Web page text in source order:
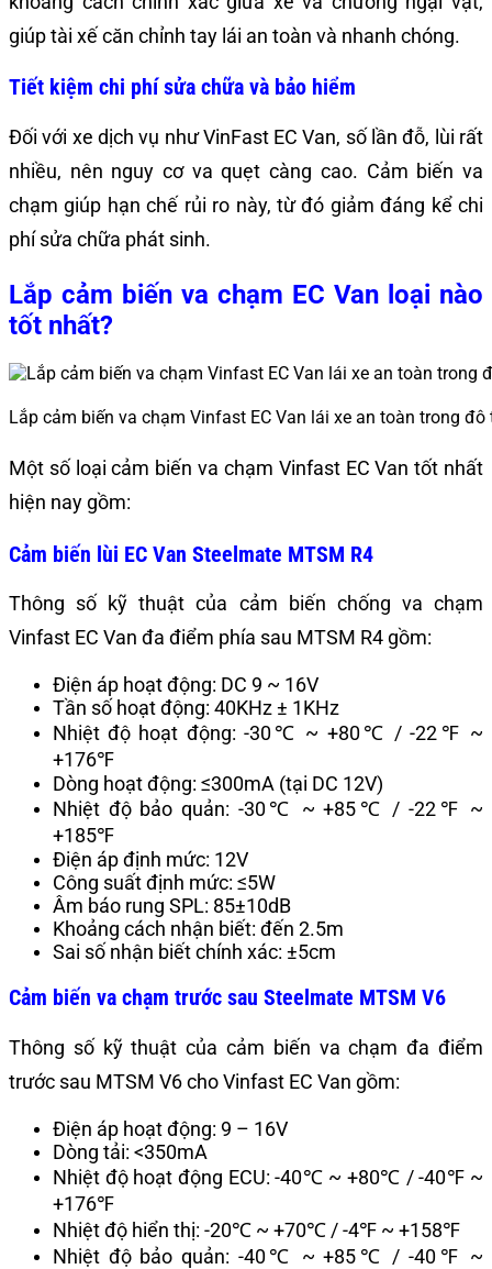
giúp tài xế căn chỉnh tay lái an toàn và nhanh chóng.
Tiết kiệm chi phí sửa chữa và bảo hiểm
Đối với xe dịch vụ như VinFast EC Van, số lần đỗ, lùi rất
nhiều, nên nguy cơ va quẹt càng cao. Cảm biến va
chạm giúp hạn chế rủi ro này, từ đó giảm đáng kể chi
phí sửa chữa phát sinh.
Lắp cảm biến va chạm EC Van loại nào
tốt nhất?
Lắp cảm biến va chạm Vinfast EC Van lái xe an toàn trong đô
Một số loại cảm biến va chạm Vinfast EC Van tốt nhất
hiện nay gồm:
Cảm biến lùi EC Van Steelmate MTSM R4
Thông số kỹ thuật của cảm biến chống va chạm
Vinfast EC Van đa điểm phía sau MTSM R4 gồm:
Điện áp hoạt động: DC 9 ~ 16V
Tần số hoạt động: 40KHz ± 1KHz
Nhiệt độ hoạt động: -30℃ ~ +80℃ / -22℉ ~
+176℉
Dòng hoạt động: ≤300mA (tại DC 12V)
Nhiệt độ bảo quản: -30℃ ~ +85℃ / -22℉ ~
+185℉
Điện áp định mức: 12V
Công suất định mức: ≤5W
Âm báo rung SPL: 85±10dB
Khoảng cách nhận biết: đến 2.5m
Sai số nhận biết chính xác: ±5cm
Cảm biến va chạm trước sau Steelmate MTSM V6
Thông số kỹ thuật của cảm biến va chạm đa điểm
trước sau MTSM V6 cho Vinfast EC Van gồm:
Điện áp hoạt động: 9 – 16V
Dòng tải: <350mA
Nhiệt độ hoạt động ECU: -40℃ ~ +80℃ / -40℉ ~
+176℉
Nhiệt độ hiển thị: -20℃ ~ +70℃ / -4℉ ~ +158℉
Nhiệt độ bảo quản: -40℃ ~ +85℃ / -40℉ ~